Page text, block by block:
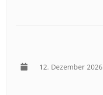
12. Dezember 2026